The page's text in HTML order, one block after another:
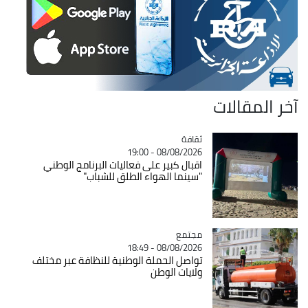
آخر المقالات
Catégorie
ثقافة
08/08/2026 - 19:00
اقبال كبير على فعاليات البرنامج الوطني
"سينما الهواء الطلق للشباب"
Catégorie
مجتمع
08/08/2026 - 18:49
تواصل الحملة الوطنية للنظافة عبر مختلف
ولايات الوطن